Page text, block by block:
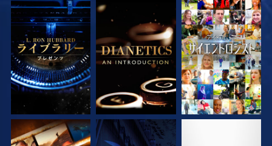
シリーズを探求 シリーズを探求 観る